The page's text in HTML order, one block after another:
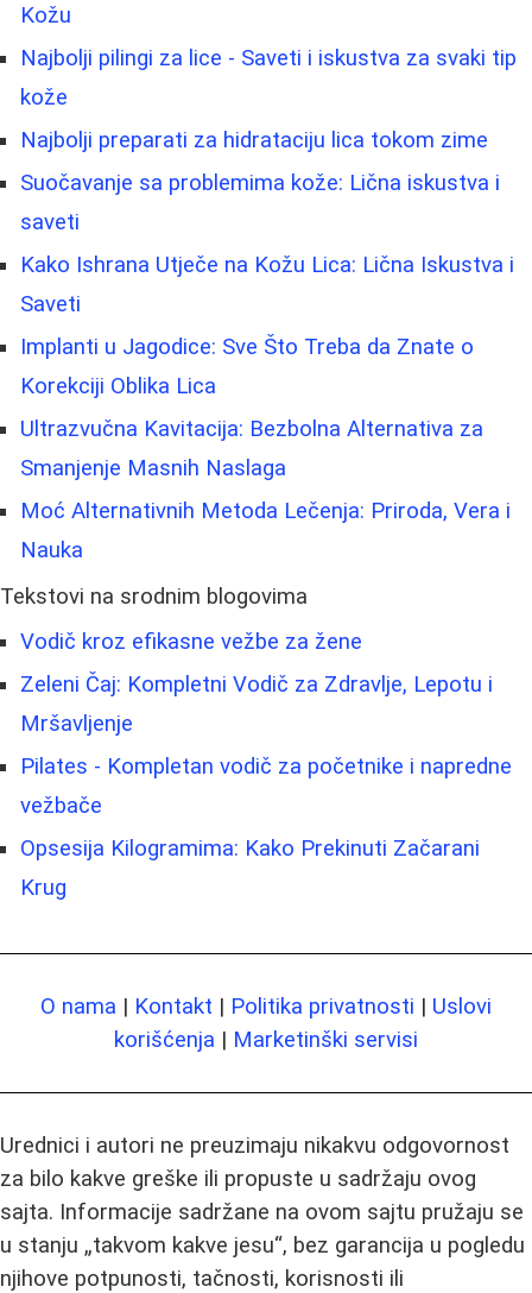
Kožu
Najbolji pilingi za lice - Saveti i iskustva za svaki tip
kože
Najbolji preparati za hidrataciju lica tokom zime
Suočavanje sa problemima kože: Lična iskustva i
saveti
Kako Ishrana Utječe na Kožu Lica: Lična Iskustva i
Saveti
Implanti u Jagodice: Sve Što Treba da Znate o
Korekciji Oblika Lica
Ultrazvučna Kavitacija: Bezbolna Alternativa za
Smanjenje Masnih Naslaga
Moć Alternativnih Metoda Lečenja: Priroda, Vera i
Nauka
Tekstovi na srodnim blogovima
Vodič kroz efikasne vežbe za žene
Zeleni Čaj: Kompletni Vodič za Zdravlje, Lepotu i
Mršavljenje
Pilates - Kompletan vodič za početnike i napredne
vežbače
Opsesija Kilogramima: Kako Prekinuti Začarani
Krug
O nama | Kontakt | Politika privatnosti | Uslovi
korišćenja | Marketinški servisi
Urednici i autori ne preuzimaju nikakvu odgovornost
za bilo kakve greške ili propuste u sadržaju ovog
sajta. Informacije sadržane na ovom sajtu pružaju se
u stanju „takvom kakve jesu“, bez garancija u pogledu
njihove potpunosti, tačnosti, korisnosti ili